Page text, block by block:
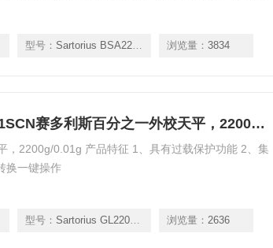
型号： Sartorius BSA224S 浏览量： 3834
Sartorius GL2202-1SCN赛多利斯百分之一外校天平，2200g/0.01g
，2200g/0.01g 产品特征 1、具有过载保护功能 2、集
换一键操作
型号： Sartorius GL2202-1SCN 浏览量： 2636